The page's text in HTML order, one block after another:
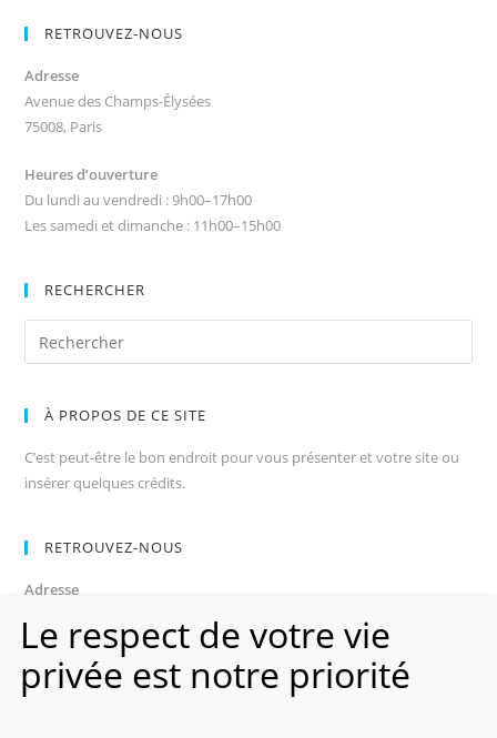
RETROUVEZ-NOUS
Adresse
Avenue des Champs-Élysées
75008, Paris
Heures d’ouverture
Du lundi au vendredi : 9h00–17h00
Les samedi et dimanche : 11h00–15h00
RECHERCHER
À PROPOS DE CE SITE
C’est peut-être le bon endroit pour vous présenter et votre site ou
insérer quelques crédits.
RETROUVEZ-NOUS
Adresse
75008, Paris
Heures d’ouverture
Le respect de votre vie
privée est notre priorité